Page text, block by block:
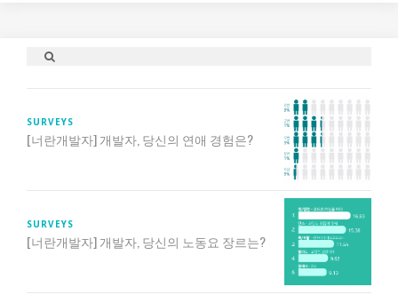
SURVEYS
[너란개발자] 개발자, 당신의 연애 경험은?
SURVEYS
[너란개발자] 개발자, 당신의 노동요 장르는?